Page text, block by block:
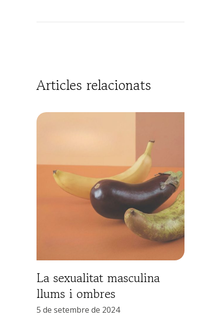
Articles relacionats
La sexualitat masculina
llums i ombres
5 de setembre de 2024